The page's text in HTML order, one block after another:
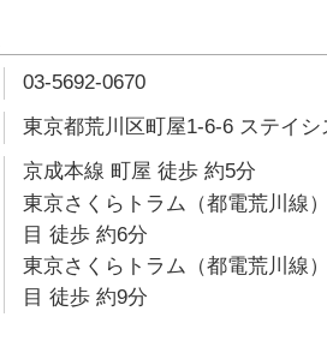
03-5692-0670
東京都荒川区町屋1-6-6 ステイシ
京成本線 町屋 徒歩 約5分
東京さくらトラム（都電荒川線
目 徒歩 約6分
東京さくらトラム（都電荒川線
目 徒歩 約9分